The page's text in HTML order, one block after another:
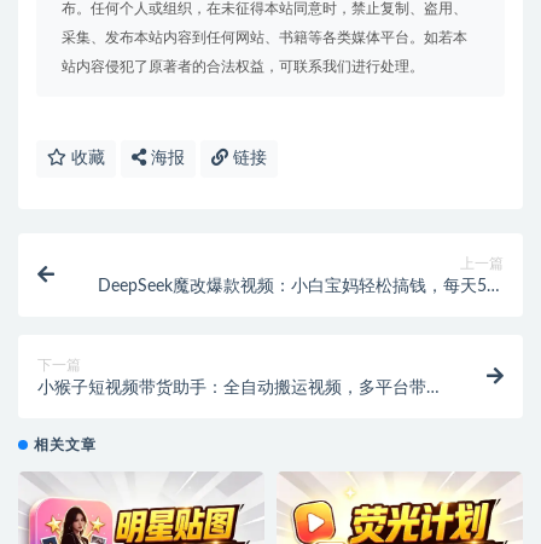
布。任何个人或组织，在未征得本站同意时，禁止复制、盗用、
采集、发布本站内容到任何网站、书籍等各类媒体平台。如若本
站内容侵犯了原著者的合法权益，可联系我们进行处理。
收藏 海报 链接
上一篇
DeepSeek魔改爆款视频：小白宝妈轻松搞钱，每天5分
下一篇
小猴子短视频带货助手：全自动搬运视频，多平台带
相关文章